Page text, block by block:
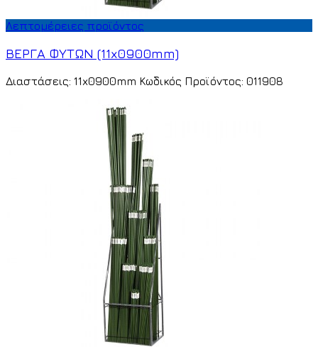
Λεπτομέρειες προϊόντος
ΒΕΡΓΑ ΦΥΤΩΝ (11x0900mm)
Διαστάσεις: 11x0900mm Κωδικός Προϊόντος: 011908